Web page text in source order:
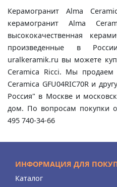
Керамогранит Alma
керамогранит Alma
высококачественная
произведенные в
uralkeramik.ru вы можете
Ceramica Ricci. Мы продаем
Ceramica GFU04RIC70R и
Россия" в Москве и
дом. По вопросам покупки
495 740-34-66
ИНФОРМАЦИЯ ДЛЯ
Каталог